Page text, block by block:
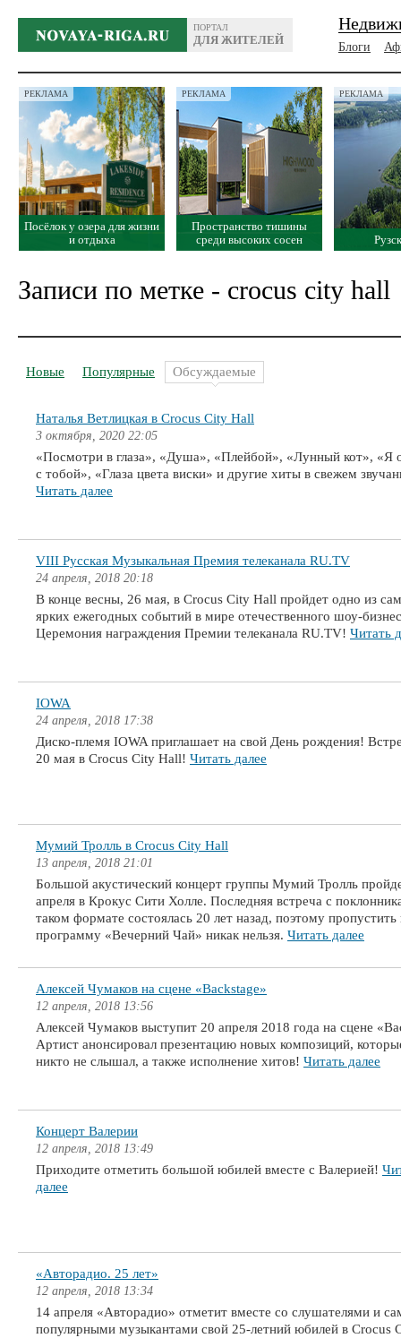
ПОРТАЛ
ДЛЯ ЖИТЕЛЕЙ
Блоги
РЕКЛАМА
Посёлок у озера для жизни
и отдыха
РЕКЛАМА
Пространство тишины
среди высоких сосен
РЕКЛАМА
Записи по метке - crocus city hall
Новые Популярные Обсуждаемые
Наталья Ветлицкая в Crocus City Hall
3 октября, 2020 22:05
«Посмотри в глаза», «Душа», «Плейбой», «Лунный кот», «Я
с тобой», «Глаза цвета виски» и другие хиты в свежем
Читать далее
VIII Русская Музыкальная Премия телеканала RU.TV
24 апреля, 2018 20:18
В конце весны, 26 мая, в Crocus City Hall пройдет одно из
ярких ежегодных событий в мире отечественного шоу-
Церемония награждения Премии телеканала RU.TV! Читать
IOWA
24 апреля, 2018 17:38
Диско-племя IOWA приглашает на свой День рождения!
20 мая в Crocus City Hall! Читать далее
Мумий Тролль в Crocus City Hall
13 апреля, 2018 21:01
Большой акустический концерт группы Мумий Тролль
апреля в Крокус Сити Холле. Последняя встреча с
таком формате состоялась 20 лет назад, поэтому
программу «Вечерний Чай» никак нельзя. Читать далее
Алексей Чумаков на сцене «Backstage»
12 апреля, 2018 13:56
Алексей Чумаков выступит 20 апреля 2018 года на сцене
Артист анонсировал презентацию новых композиций,
никто не слышал, а также исполнение хитов! Читать далее
Концерт Валерии
12 апреля, 2018 13:49
Приходите отметить большой юбилей вместе с Валерией!
далее
«Авторадио. 25 лет»
12 апреля, 2018 13:34
14 апреля «Авторадио» отметит вместе со слушателями и
популярными музыкантами свой 25-летний юбилей в Crocus